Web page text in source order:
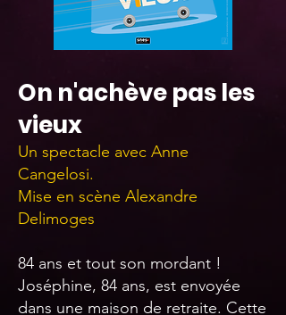
On n'achève pas les
vieux
Un spectacle avec Anne
Cangelosi.
Mise en scène Alexandre
Delimoges
84 ans et tout son mordant !​
Joséphine, 84 ans, est envoyée
dans une maison de retraite. Cette